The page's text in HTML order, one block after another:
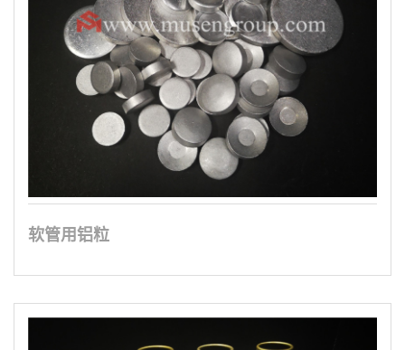
软管用铝粒